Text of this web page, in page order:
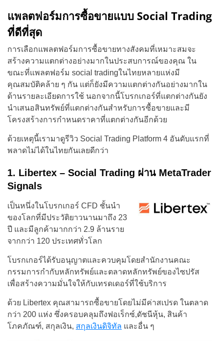
แพลตฟอร์มการซื้อขายแบบ Social Trading
ที่ดีที่สุด
การเลือกแพลตฟอร์มการซื้อขายทางสังคมที่เหมาะสมจะ
สร้างความแตกต่างอย่างมากในประสบการณ์ของคุณ ใน
ขณะที่แพลตฟอร์ม social tradingในไทยหลายแห่งมี
คุณสมบัติคล้าย ๆ กัน แต่ก็ยังมีความแตกต่างกันอย่างมากใน
ด้านรายละเอียดการใช้ นอกจากนี้โบรกเกอร์ที่แตกต่างกันยัง
นำเสนอสินทรัพย์ที่แตกต่างกันสำหรับการซื้อขายและมี
โครงสร้างการกำหนดราคาที่แตกต่างกันอีกด้วย
ด้วยเหตุนี้เรามาดูรีวิว Social Trading Platform 4 อันดับแรกที่
พลาดไม่ได้ในไทยกันเลยดีกว่า
1. Libertex – Social Trading ผ่าน MetaTrader
Signals
เป็นหนึ่งในโบรกเกอร์ CFD ชั้นนำ
ของโลกที่มีประวัติยาวนานมาถึง 23
ปี และมีลูกค้ามากกว่า 2.9 ล้านราย
จากกว่า 120 ประเทศทั่วโลก
โบรกเกอร์ได้รับอนุญาตและควบคุมโดยสำนักงานคณะ
กรรมการกำกับหลักทรัพย์และตลาดหลักทรัพย์ของไซปรัส
เพื่อสร้างความมั่นใจให้กับเทรดเดอร์ที่ใช้บริการ
ด้วย Libertex คุณสามารถซื้อขายโดยไม่มีค่าสเปรด ในตลาด
กว่า 200 แห่ง ซึ่งครอบคลุมถึงฟอเร็กซ์,ดัชนีหุ้น, สินค้า
โภคภัณฑ์, สกุลเงิน, สกุลเงินดิจิทัล และอื่น ๆ